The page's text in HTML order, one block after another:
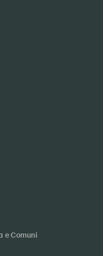
e Comuni